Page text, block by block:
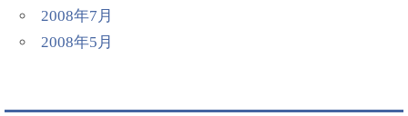
2008年7月
2008年5月